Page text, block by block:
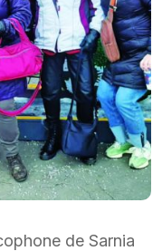
de Sarnia